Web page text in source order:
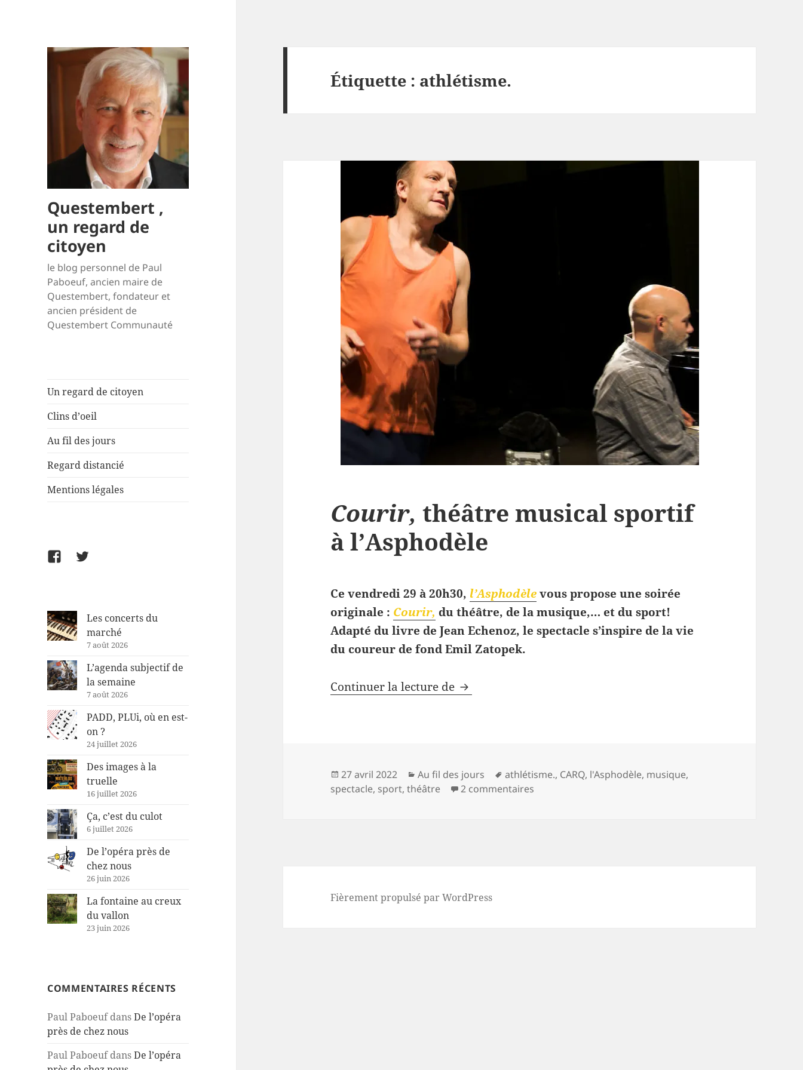
Questembert ,
un regard de
citoyen
le blog personnel de Paul
Paboeuf, ancien maire de
Questembert, fondateur et
ancien président de
Questembert Communauté
Un regard de citoyen
Clins d’oeil
Au fil des jours
Regard distancié
Mentions légales
FacebookTwitter
Les concerts du
marché
7 août 2026
L’agenda subjectif de
la semaine
7 août 2026
PADD, PLUi, où en est-
on ?
24 juillet 2026
Des images à la
truelle
16 juillet 2026
Ça, c’est du culot
6 juillet 2026
De l’opéra près de
chez nous
26 juin 2026
La fontaine au creux
du vallon
23 juin 2026
COMMENTAIRES RÉCENTS
Paul PaboeufdansDe l’opéra
près de chez nous
Paul PaboeufdansDe l’opéra
Étiquette : athlétisme.
Courir, théâtre musical sportif
à l’Asphodèle
Ce vendredi 29 à 20h30, l’Asphodèlevous propose une soirée
originale : Courir, du théâtre, de la musique,… et du sport!
Adapté du livre de Jean Echenoz, le spectacle s’inspire de la vie
du coureur de fond Emil Zatopek.
Continuer la lecture de Courir,
Publié
le
27 avril 2022 Catégories
Au fil des jours
Mots-
clés
athlétisme., CARQ, l'Asphodèle, musique,
spectacle, sport,théâtre 2 commentaires
Fièrement propulsé par WordPress